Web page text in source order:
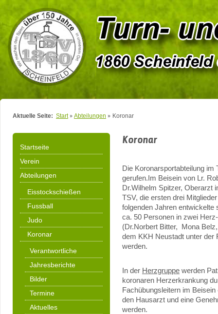
Aktuelle Seite: Start Abteilungen Koronar
Startseite
Verein
Abteilungen
Eisstockschießen
Fussball
Judo
Koronar
Verantwortliche
Jahresberichte
Bilder
Termine
Aktuelles
Koronar
Die Koronarsportabteilung im
gerufen.Im Beisein von Lr.
Dr.Wilhelm Spitzer, Oberarzt
TSV, die ersten drei
folgenden Jahren entwickelte
ca. 50 Personen in zwei
(Dr.Norbert Bitter, Mona
dem KKH Neustadt unter der
werden.
In der Herzgruppe werden
koronaren Herzerkrankung
Fachübungsleitern im
den Hausarzt und eine
werden.